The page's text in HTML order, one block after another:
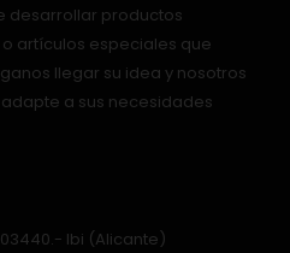
desarrollar productos
artículos especiales que
llegar su idea y nosotros
a sus necesidades
Ibi (Alicante)